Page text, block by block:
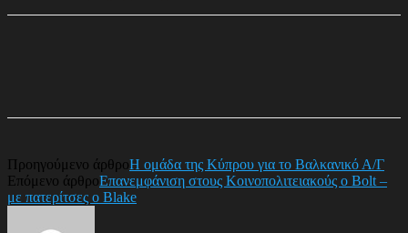
Προηγούμενο άρθροΗ ομάδα της Κύπρου για το Βαλκανικό Α/Γ
Επόμενο άρθροΕπανεμφάνιση στους Κοινοπολιτειακούς ο Bolt –
με πατερίτσες ο Blake